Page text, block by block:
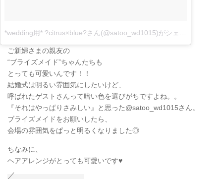
ご新婦さまの親友の
“ブライズメイド”ちゃんたちも
とっても可愛いんです！！
結婚式は明るい雰囲気にしたいけど、
呼ばれたゲストさんって暗い色を選びがちですよね。。
『それはやっぱりさみしい』と思った@satoo_wd1015さん。
ブライズメイドをお願いしたら、
会場の雰囲気をぱっと明るくなりました◎
ちなみに、
ヘアアレンジがとっても可愛いです♥